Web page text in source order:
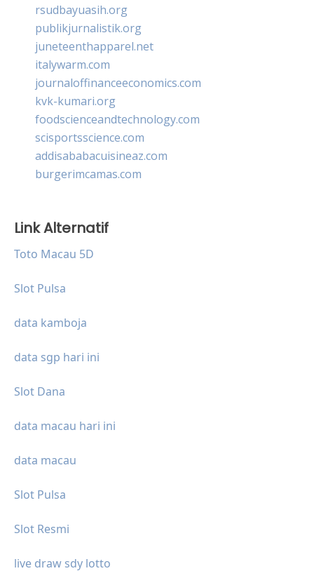
rsudbayuasih.org
publikjurnalistik.org
juneteenthapparel.net
italywarm.com
journaloffinanceeconomics.com
kvk-kumari.org
foodscienceandtechnology.com
scisportsscience.com
addisababacuisineaz.com
burgerimcamas.com
Link Alternatif
Toto Macau 5D
Slot Pulsa
data kamboja
data sgp hari ini
Slot Dana
data macau hari ini
data macau
Slot Pulsa
Slot Resmi
live draw sdy lotto